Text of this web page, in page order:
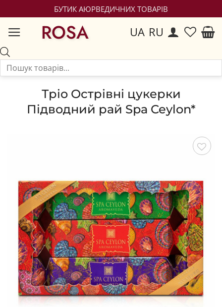
БУТИК АЮРВЕДИЧНИХ ТОВАРІВ
ROSA UA RU
Тріо Острівні цукерки
Підводний рай Spa Ceylon*